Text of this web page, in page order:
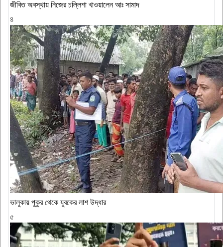
জীবিত অবস্থায় নিজের চল্লিশা খাওয়ালেন আঃ সামাদ
৪
ভালুকায় পুকুর থেকে যুবকের লাশ উদ্ধার
৫